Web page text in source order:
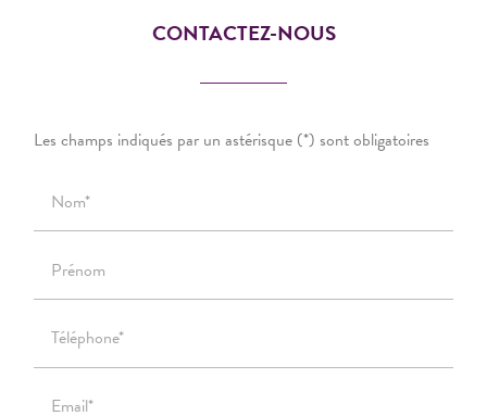
CONTACTEZ-NOUS
Les champs indiqués par un astérisque (*) sont obligatoires
Nom*
Prénom
Téléphone*
Email*